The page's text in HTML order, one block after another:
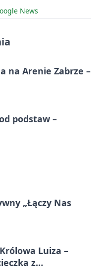
News
na Arenie Zabrze –
podstaw –
„Łączy Nas
Luiza –
z